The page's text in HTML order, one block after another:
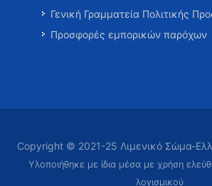
Γενική Γραμματεία Πολιτικής
Προσφορές εμπορικών παρόχων
Copyright © 2021-25 Λιμενικό Σώμα-
Υλοποιήθηκε με ίδια μέσα με χρήση
λογισμικού